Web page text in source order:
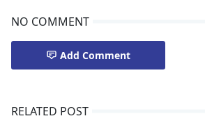
NO COMMENT
Add Comment
RELATED POST